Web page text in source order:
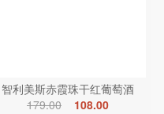
智利美斯赤霞珠干红葡萄酒
179.00
108.00